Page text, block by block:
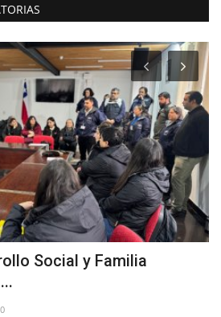
Social y Familia